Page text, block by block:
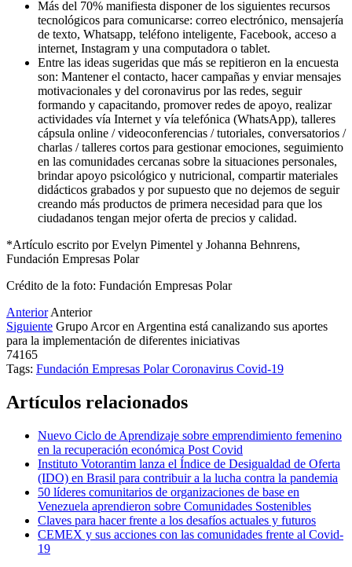
Más del 70% manifiesta disponer de los siguientes recursos
tecnológicos para comunicarse: correo electrónico, mensajería
de texto, Whatsapp, teléfono inteligente, Facebook, acceso a
internet, Instagram y una computadora o tablet.
Entre las ideas sugeridas que más se repitieron en la encuesta
son: Mantener el contacto, hacer campañas y enviar mensajes
motivacionales y del coronavirus por las redes, seguir
formando y capacitando, promover redes de apoyo, realizar
actividades vía Internet y vía telefónica (WhatsApp), talleres
cápsula online / videoconferencias / tutoriales, conversatorios /
charlas / talleres cortos para gestionar emociones, seguimiento
en las comunidades cercanas sobre la situaciones personales,
brindar apoyo psicológico y nutricional, compartir materiales
didácticos grabados y por supuesto que no dejemos de seguir
creando más productos de primera necesidad para que los
ciudadanos tengan mejor oferta de precios y calidad.
*Artículo escrito por Evelyn Pimentel y Johanna Behnrens,
Fundación Empresas Polar
Crédito de la foto: Fundación Empresas Polar
Anterior Anterior
Siguiente Grupo Arcor en Argentina está canalizando sus aportes
para la implementación de diferentes iniciativas
74165
Tags: Fundación Empresas PolarCoronavirus Covid-19
Artículos relacionados
Nuevo Ciclo de Aprendizaje sobre emprendimiento femenino
en la recuperación económica Post Covid
Instituto Votorantim lanza el Índice de Desigualdad de Oferta
(IDO) en Brasil para contribuir a la lucha contra la pandemia
50 líderes comunitarios de organizaciones de base en
Venezuela aprendieron sobre Comunidades Sostenibles
Claves para hacer frente a los desafíos actuales y futuros
CEMEX y sus acciones con las comunidades frente al Covid-
19